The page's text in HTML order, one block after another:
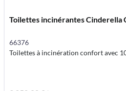
Toilettes incinérantes Cinderella
66376
Toilettes à incinération confort avec